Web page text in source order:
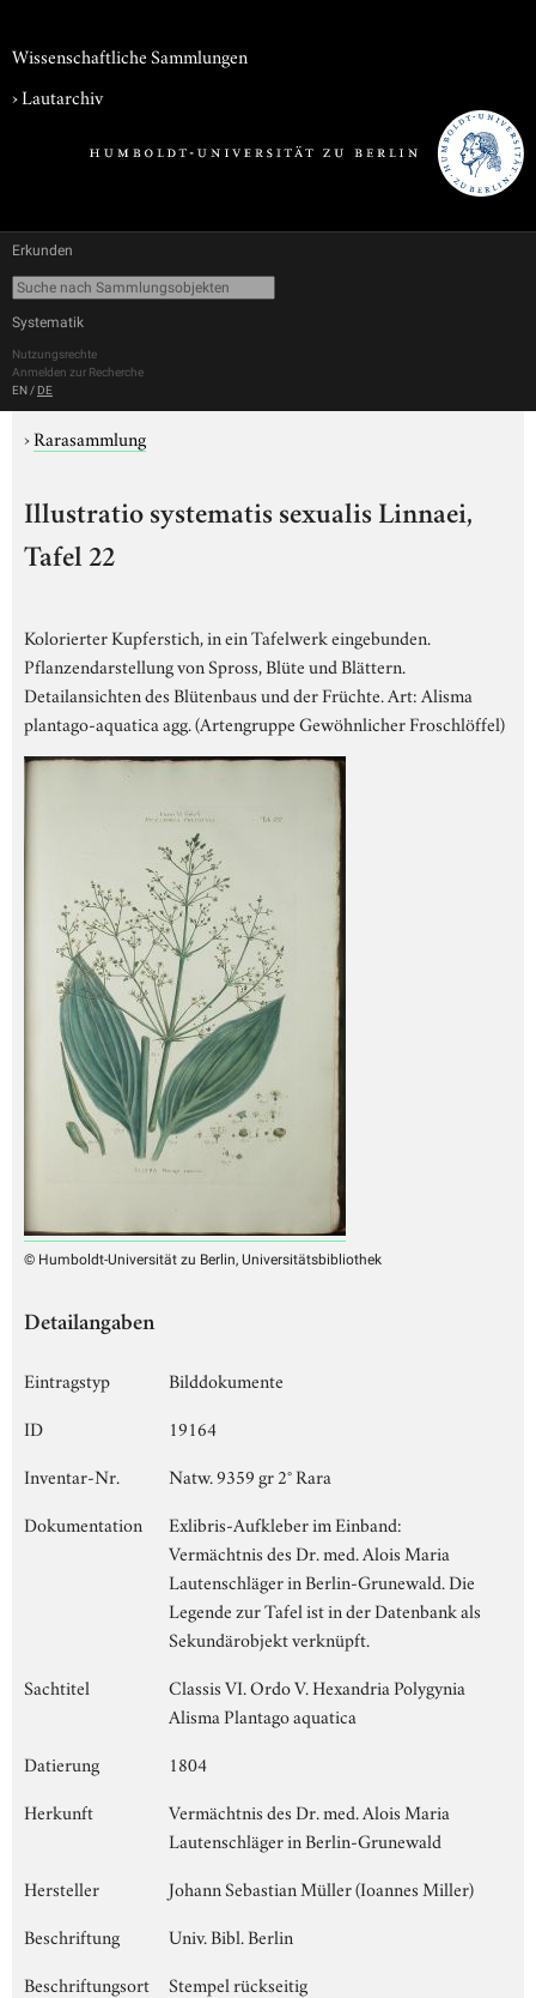
Wissenschaftliche Sammlungen
›Lautarchiv
Erkunden
Systematik
Nutzungsrechte
Anmelden zur Recherche
EN / DE
›Rarasammlung
Illustratio systematis sexualis Linnaei,
Tafel 22
Kolorierter Kupferstich, in ein Tafelwerk eingebunden.
Pflanzendarstellung von Spross, Blüte und Blättern.
Detailansichten des Blütenbaus und der Früchte. Art: Alisma
plantago-aquatica agg. (Artengruppe Gewöhnlicher Froschlöffel)
© Humboldt-Universität zu Berlin, Universitätsbibliothek
Detailangaben
Eintragstyp
Bilddokumente
ID
19164
Inventar-Nr.
Natw. 9359 gr 2° Rara
Dokumentation
Exlibris-Aufkleber im Einband:
Vermächtnis des Dr. med. Alois Maria
Lautenschläger in Berlin-Grunewald. Die
Legende zur Tafel ist in der Datenbank als
Sekundärobjekt verknüpft.
Sachtitel
Classis VI. Ordo V. Hexandria Polygynia
Alisma Plantago aquatica
Datierung
1804
Herkunft
Vermächtnis des Dr. med. Alois Maria
Lautenschläger in Berlin-Grunewald
Hersteller
Johann Sebastian Müller (Ioannes Miller)
Beschriftung
Univ. Bibl. Berlin
Beschriftungsort
Stempel rückseitig